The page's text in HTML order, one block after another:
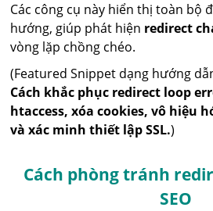
Các công cụ này hiển thị toàn bộ
hướng, giúp phát hiện redirect
vòng lặp chồng chéo.
(Featured Snippet dạng hướng
Cách khắc phục redirect loop
htaccess, xóa cookies, vô hiệu
và xác minh thiết lập SSL.)
Cách phòng tránh
SEO